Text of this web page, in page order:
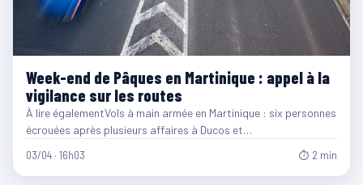
Week-end de Pâques en Martinique : appel à la
vigilance sur les routes
À lire égalementVols à main armée en Martinique : six personnes
écrouées après plusieurs affaires à Ducos et…
03/04 · 16h03 ⏱ 2 min